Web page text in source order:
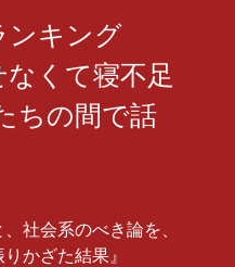
ンキング
くて寝不足
ちの間で話
社会系のべき論を、
かざた結果』